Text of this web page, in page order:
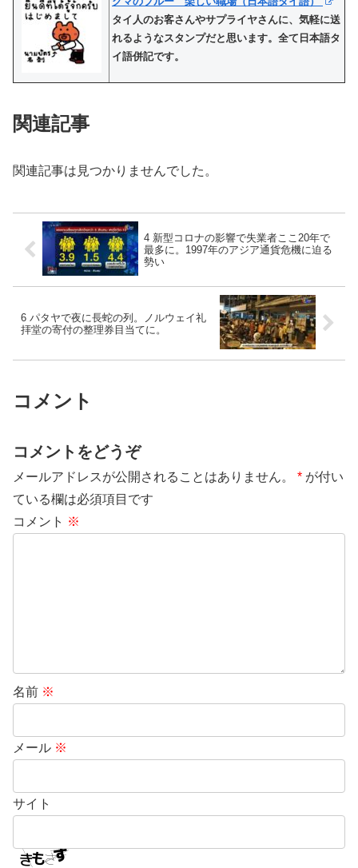
タイ人のお客さんやサプライヤさんに、気軽に送
れるようなスタンプだと思います。全て日本語タ
イ語併記です。
関連記事
関連記事は見つかりませんでした。
4 新型コロナの影響で失業者ここ20年で
最多に。1997年のアジア通貨危機に迫る
勢い
6 パタヤで夜に長蛇の列。ノルウェイ礼
拝堂の寄付の整理券目当てに。
コメント
コメントをどうぞ
メールアドレスが公開されることはありません。 * が付い
ている欄は必須項目です
コメント ※
名前 ※
メール ※
サイト